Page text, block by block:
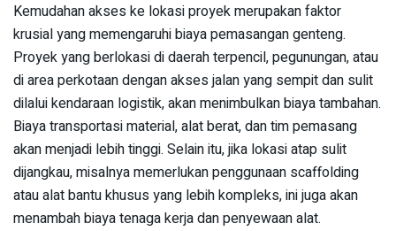
Kemudahan akses ke lokasi proyek merupakan faktor
krusial yang memengaruhi biaya pemasangan genteng.
Proyek yang berlokasi di daerah terpencil, pegunungan, atau
di area perkotaan dengan akses jalan yang sempit dan sulit
dilalui kendaraan logistik, akan menimbulkan biaya tambahan.
Biaya transportasi material, alat berat, dan tim pemasang
akan menjadi lebih tinggi. Selain itu, jika lokasi atap sulit
dijangkau, misalnya memerlukan penggunaan scaffolding
atau alat bantu khusus yang lebih kompleks, ini juga akan
menambah biaya tenaga kerja dan penyewaan alat.